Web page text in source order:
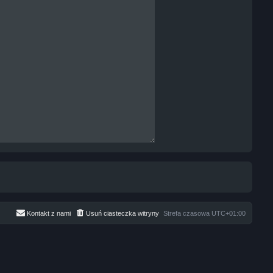
Strefa czasowa UTC+01:00
Usuń ciasteczka witryny
Kontakt z nami